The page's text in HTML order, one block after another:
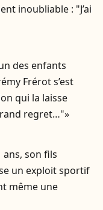
inoubliable : "J’ai
des enfants
Frérot s’est
qui la laisse
regret…"»
ans, son fils
un exploit sportif
même une